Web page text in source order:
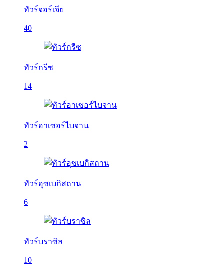
ทัวร์จอร์เจีย
40
ทัวร์กรีซ
14
ทัวร์อาเซอร์ไบจาน
2
ทัวร์อุซเบกิสถาน
6
ทัวร์บราซิล
10